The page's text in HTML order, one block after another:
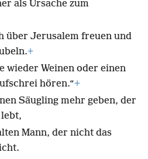
als Ursache zum
über Jerusalem freuen und
+
wieder Weinen oder einen
hören.“+
Säugling mehr geben, der
Mann, der nicht das